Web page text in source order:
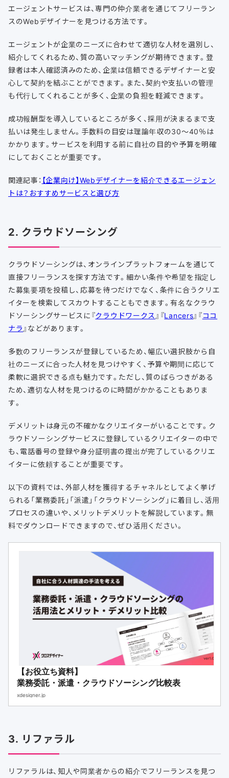
エージェントサービスは、専門の仲介業者を通じてフリーラン
スのWebデザイナーを見つける方法です。
エージェントが企業のニーズに合わせて適切な人材を選別し、
紹介してくれるため、質の高いマッチングが期待できます。登
録者は本人確認済みのため、企業は信頼できるデザイナーと安
心して契約を結ぶことができます。また、契約や支払いの管理
も代行してくれることが多く、企業の負担を軽減できます。
成功報酬型を導入しているところが多く、採用が決まるまで支
払いは発生しません。手数料の目安は理論年収の30〜40％は
かかります。サービスを利用する前に自社の目的や予算を明確
にしておくことが重要です。
関連記事： 【企業向け】Webデザイナーを紹介できるエージェン
トは？おすすめサービスと選び方
2. クラウドソーシング
クラウドソーシングは、オンラインプラットフォームを通じて
直接フリーランスを探す方法です。細かい条件や希望を指定し
た募集要項を投稿し、応募を待つだけでなく、条件に合うクリエ
イターを検索してスカウトすることもできます。有名なクラウ
ドソーシングサービスに『クラウドワークス』『Lancers』『ココ
ナラ』などがあります。
多数のフリーランスが登録しているため、幅広い選択肢から自
社のニーズに合った人材を見つけやすく、予算や期間に応じて
柔軟に選択できる点も魅力です。ただし、質のばらつきがある
ため、適切な人材を見つけるのに時間がかかることもありま
す。
デメリットは身元の不確かなクリエイターがいることです。ク
ラウドソーシングサービスに登録しているクリエイターの中で
も、電話番号の登録や身分証明書の提出が完了しているクリエ
イターに依頼することが重要です。
以下の資料では、外部人材を獲得するチャネルとしてよく挙げ
られる「業務委託」「派遣」「クラウドソーシング」に着目し、活用
プロセスの違いや、メリットデメリットを解説しています。無
料でダウンロードできますので、ぜひ活用ください。
【お役立ち資料】
業務委託・派遣・クラウドソーシング比較表
xdesigner.jp
3. リファラル
リファラルは、知人や同業者からの紹介でフリーランスを見つ